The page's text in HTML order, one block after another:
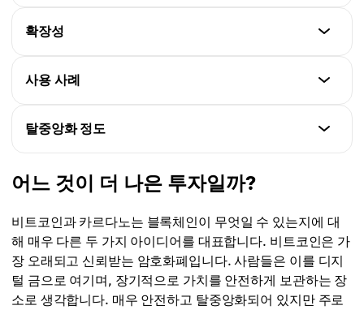
카르다노
비트코인
카르다노
확장성
비트코인
카르다노
상)
사용 사례
비트코인
카르다노
탈중앙화 정도
비트코인
매우 탈중앙화
카르다노
연구 기반 거버넌스와 탈중앙화
어느 것이 더 나은 투자일까?
비트코인과 카르다노는 블록체인이 무엇일 수 있는지에 대
해 매우 다른 두 가지 아이디어를 대표합니다. 비트코인은 가
장 오래되고 신뢰받는 암호화폐입니다. 사람들은 이를 디지
털 금으로 여기며, 장기적으로 가치를 안전하게 보관하는 장
소로 생각합니다. 매우 안전하고 탈중앙화되어 있지만 주로